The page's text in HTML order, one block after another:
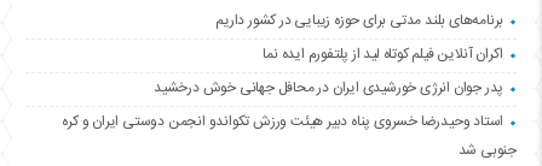
برنامه‌های بلند مدتی برای حوزه زیبایی در کشور داریم
اکران آنلاین فیلم کوتاه لید از پلتفورم ایده نما
پدر جوان انرژی خورشیدی ایران در محافل جهانی خوش درخشید
استاد وحیدرضا خسروی پناه دبیر هیئت ورزش تکواندو انجمن دوستی ایران و کره
جنوبی شد